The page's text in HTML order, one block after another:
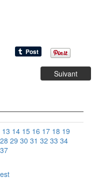
Suivant
13 14 15 16 17 18 19
28 29 30 31 32 33 34
37